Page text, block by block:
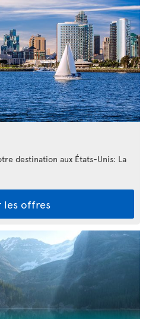
destination aux États-Unis: La
les offres